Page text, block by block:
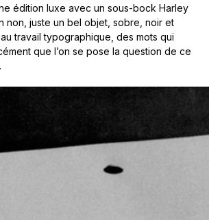
édition luxe avec un sous-bock Harley
non, juste un bel objet, sobre, noir et
travail typographique, des mots qui
que l’on se pose la question de ce